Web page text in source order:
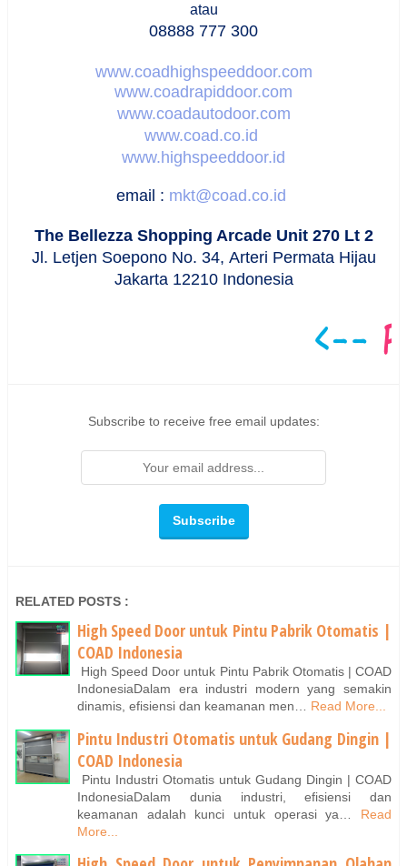
atau
08888 777 300
www.coadhighspeeddoor.com
www.coadrapiddoor.com
www.coadautodoor.com
www.coad.co.id
www.highspeeddoor.id
email : mkt@coad.co.id
The Bellezza Shopping Arcade Unit 270 Lt 2
Jl. Letjen Soepono No. 34, Arteri Permata Hijau
Jakarta 12210 Indonesia
Subscribe to receive free email updates:
RELATED POSTS :
High Speed Door untuk Pintu Pabrik Otomatis |
COAD Indonesia
High Speed Door untuk Pintu Pabrik Otomatis | COAD
IndonesiaDalam era industri modern yang semakin
dinamis, efisiensi dan keamanan men… Read More...
Pintu Industri Otomatis untuk Gudang Dingin |
COAD Indonesia
Pintu Industri Otomatis untuk Gudang Dingin | COAD
IndonesiaDalam dunia industri, efisiensi dan
keamanan adalah kunci untuk operasi ya…
Read
More...